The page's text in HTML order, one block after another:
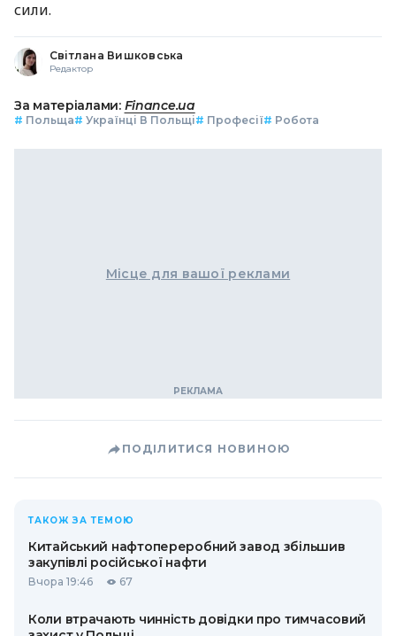
сили.
Світлана Вишковська
Редактор
За матеріалами: Finance.ua
# Польща# Українці В Польщі# Професії# Робота
Місце для вашої реклами
ПОДІЛИТИСЯ НОВИНОЮ
ТАКОЖ ЗА ТЕМОЮ
Китайський нафтопереробний завод збільшив
закупівлі російської нафти
Вчора 19:46 67
Коли втрачають чинність довідки про тимчасовий